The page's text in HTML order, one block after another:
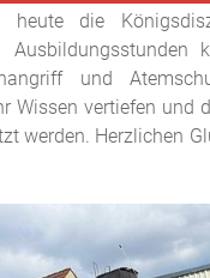
die
und
Wissen vertiefen
werden. Herzlichen